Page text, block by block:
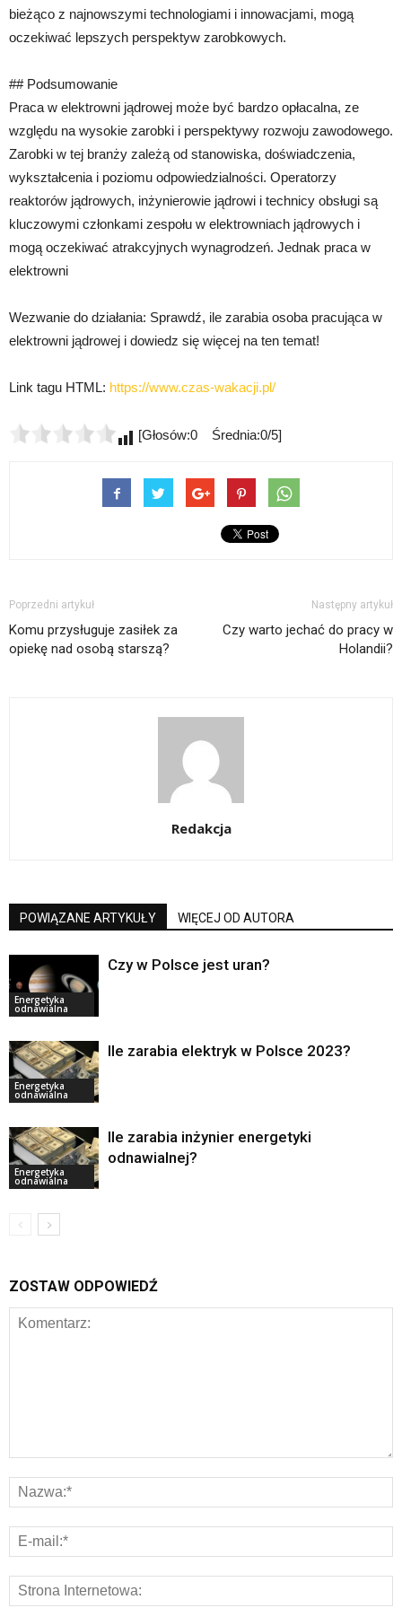
bieżąco z najnowszymi technologiami i innowacjami, mogą
oczekiwać lepszych perspektyw zarobkowych.
## Podsumowanie
Praca w elektrowni jądrowej może być bardzo opłacalna, ze
względu na wysokie zarobki i perspektywy rozwoju zawodowego.
Zarobki w tej branży zależą od stanowiska, doświadczenia,
wykształcenia i poziomu odpowiedzialności. Operatorzy
reaktorów jądrowych, inżynierowie jądrowi i technicy obsługi są
kluczowymi członkami zespołu w elektrowniach jądrowych i
mogą oczekiwać atrakcyjnych wynagrodzeń. Jednak praca w
elektrowni
Wezwanie do działania: Sprawdź, ile zarabia osoba pracująca w
elektrowni jądrowej i dowiedz się więcej na ten temat!
Link tagu HTML: https://www.czas-wakacji.pl/
[Głosów:0 Średnia:0/5]
Poprzedni artykuł
Komu przysługuje zasiłek za
opiekę nad osobą starszą?
Następny artykuł
Czy warto jechać do pracy w
Holandii?
Redakcja
POWIĄZANE ARTYKUŁY WIĘCEJ OD AUTORA
Energetyka
odnawialna
Czy w Polsce jest uran?
Energetyka
odnawialna
Ile zarabia elektryk w Polsce 2023?
Energetyka
odnawialna
Ile zarabia inżynier energetyki
odnawialnej?
ZOSTAW ODPOWIEDŹ